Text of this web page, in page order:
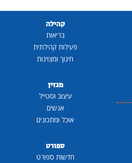
קהילה
בריאות
פעילות קהילתית
חינוך ומצוינות
מגזין
עיצוב וסטייל
אנשים
אוכל ומתכונים
ספורט
חדשות ספורט